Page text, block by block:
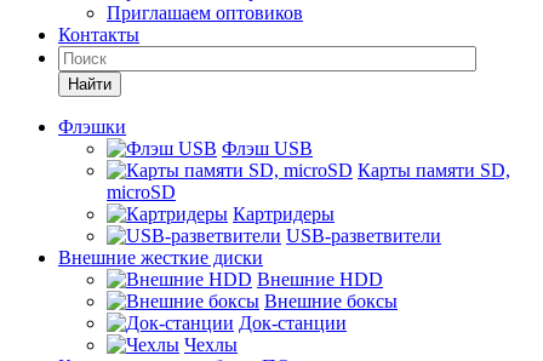
Приглашаем оптовиков
Контакты
Найти
Флэшки
Флэш USB
Карты памяти SD,
microSD
Картридеры
USB-разветвители
Внешние жесткие диски
Внешние HDD
Внешние боксы
Док-станции
Чехлы